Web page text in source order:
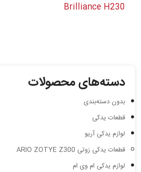
Brilliance H230
دسته‌های محصولات
بدون دسته‌بندی
قطعات یدکی
لوازم یدکی آریو
قطعات یدکی زوتی ARIO ZOTYE Z300
لوازم یدکی ام وی ام